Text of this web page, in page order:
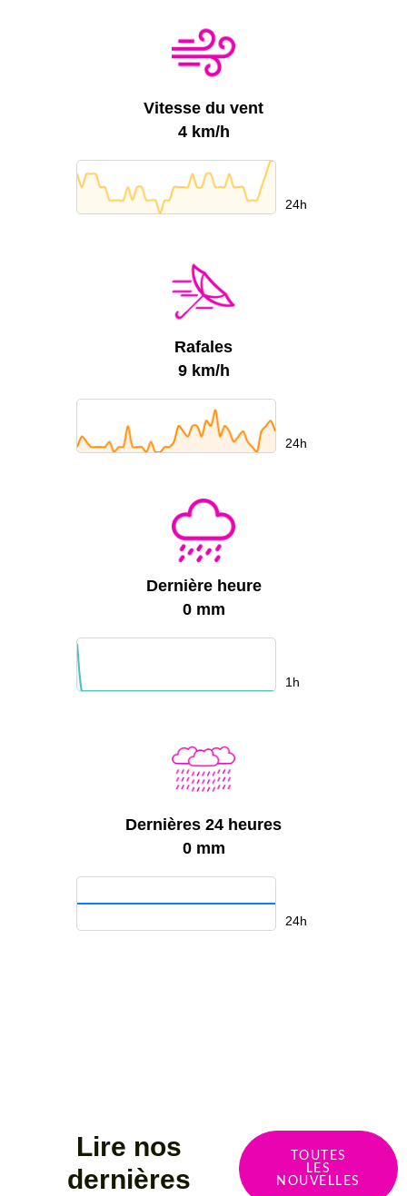
Vitesse du vent
4 km/h
24h
Rafales
9 km/h
24h
Dernière heure
0 mm
1h
Dernières 24 heures
0 mm
24h
Lire nos
dernières
TOUTES
LES
NOUVELLES